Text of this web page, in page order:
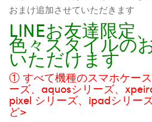
おまけ追加させていただきます
LINEお友達限定
色々スタイルの
いただけます
① すべて機種のスマホケー
ーズ、aquosシリーズ、
pixel シリーズ、ipadシリー
ど>